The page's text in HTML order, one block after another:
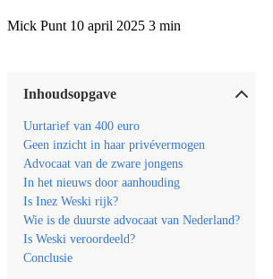
Mick Punt 10 april 2025 3 min
Inhoudsopgave
Uurtarief van 400 euro
Geen inzicht in haar privévermogen
Advocaat van de zware jongens
In het nieuws door aanhouding
Is Inez Weski rijk?
Wie is de duurste advocaat van Nederland?
Is Weski veroordeeld?
Conclusie